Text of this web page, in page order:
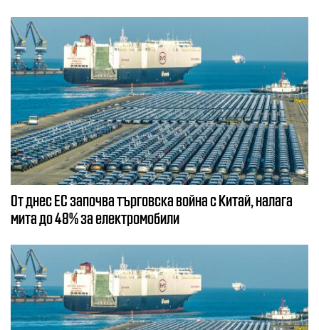
От днес ЕС започва търговска война с Китай, налага
мита до 48% за електромобили